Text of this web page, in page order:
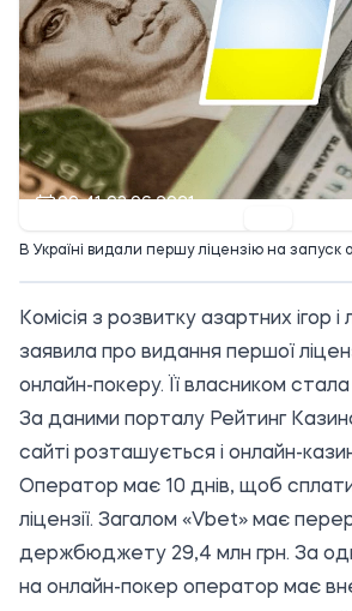
09:41 03.06.2021
В Україні видали першу ліцензію на запуск
Комісія з розвитку азартних ігор
заявила про видання першої
онлайн-покеру. Її власником
За даними порталу Рейтинг
сайті розташується і онлайн-
Оператор має 10 днів, щоб
ліцензії. Загалом «Vbet» має
держбюджету 29,4 млн грн. За
на онлайн-покер оператор має